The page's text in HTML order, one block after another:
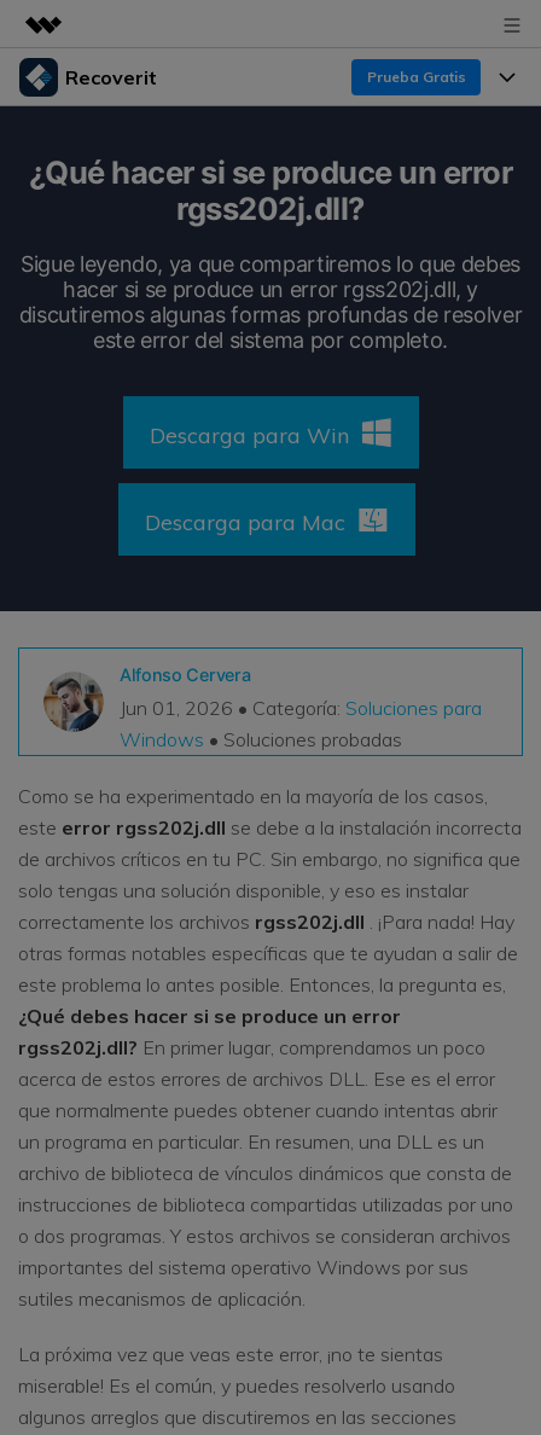
Productos destacados
Utilidades
Empresas
Sala de prensa
Recoverit Prueba Gratis
Recoverit para Windows
Líder en recuperación para Windows
Pruébalo Gratis
Recoverit para Mac
Recupera datos ilimitados del sistema Mac
Pruébalo Gratis
Recupera datos perdidos/eliminados gratis
Pruébalo Gratis
Otros Productos
Repairit - Reparar Datos
UBackit - Respaldar Datos
Recuperar de Unidades
Recuperar Medios Borrados
Recuperar Documentos
Recursos
Historias de Clientes
Temas Destacados
DESCARGAR Sign In
¿Qué hacer si se produce un error
rgss202j.dll?
Sigue leyendo, ya que compartiremos lo que debes
hacer si se produce un error rgss202j.dll, y
discutiremos algunas formas profundas de resolver
este error del sistema por completo.
Descarga para Win
Descarga para Mac
Alfonso Cervera
Jun 01, 2026 • Categoría: Soluciones para
Windows • Soluciones probadas
Como se ha experimentado en la mayoría de los casos,
este error rgss202j.dll se debe a la instalación incorrecta
de archivos críticos en tu PC. Sin embargo, no significa que
solo tengas una solución disponible, y eso es instalar
correctamente los archivos rgss202j.dll . ¡Para nada! Hay
otras formas notables específicas que te ayudan a salir de
este problema lo antes posible. Entonces, la pregunta es,
¿Qué debes hacer si se produce un error
rgss202j.dll? En primer lugar, comprendamos un poco
acerca de estos errores de archivos DLL. Ese es el error
que normalmente puedes obtener cuando intentas abrir
un programa en particular. En resumen, una DLL es un
archivo de biblioteca de vínculos dinámicos que consta de
instrucciones de biblioteca compartidas utilizadas por uno
o dos programas. Y estos archivos se consideran archivos
importantes del sistema operativo Windows por sus
sutiles mecanismos de aplicación.
La próxima vez que veas este error, ¡no te sientas
miserable! Es el común, y puedes resolverlo usando
algunos arreglos que discutiremos en las secciones